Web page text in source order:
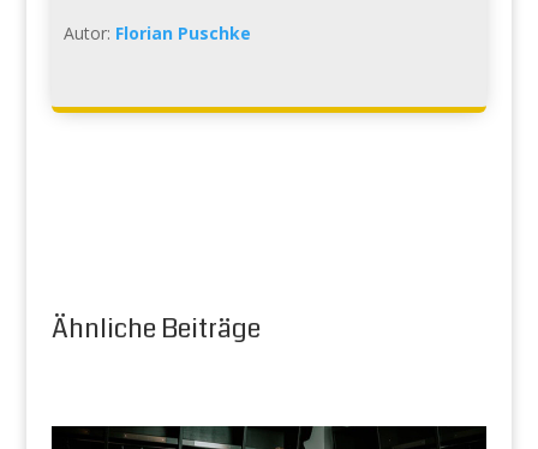
Autor: Florian Puschke
Ähnliche Beiträge